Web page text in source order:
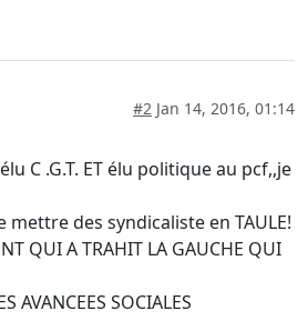
#2 Jan 14, 2016, 01:14
C .G.T. ET élu politique au pcf,,je
des syndicaliste en TAULE!
QUI A TRAHIT LA GAUCHE QUI
AVANCEES SOCIALES